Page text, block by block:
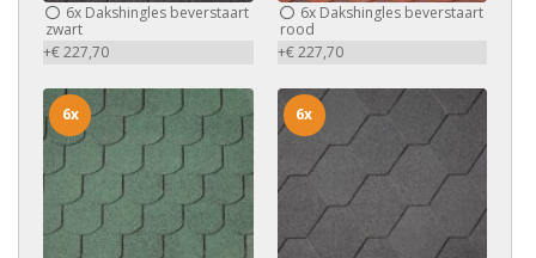
6x Dakshingles beverstaart
zwart
+€ 227,70
6xDakshingles beverstaart
rood
+€ 227,70
6x 6x